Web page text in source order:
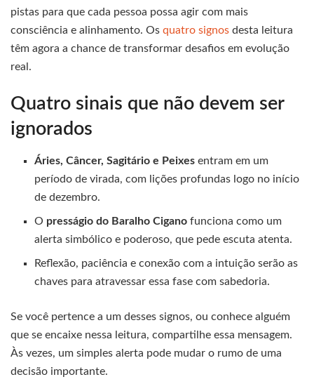
pistas para que cada pessoa possa agir com mais
consciência e alinhamento. Os quatro signos desta leitura
têm agora a chance de transformar desafios em evolução
real.
Quatro sinais que não devem ser
ignorados
Áries, Câncer, Sagitário e Peixes entram em um
período de virada, com lições profundas logo no início
de dezembro.
O presságio do Baralho Cigano funciona como um
alerta simbólico e poderoso, que pede escuta atenta.
Reflexão, paciência e conexão com a intuição serão as
chaves para atravessar essa fase com sabedoria.
Se você pertence a um desses signos, ou conhece alguém
que se encaixe nessa leitura, compartilhe essa mensagem.
Às vezes, um simples alerta pode mudar o rumo de uma
decisão importante.